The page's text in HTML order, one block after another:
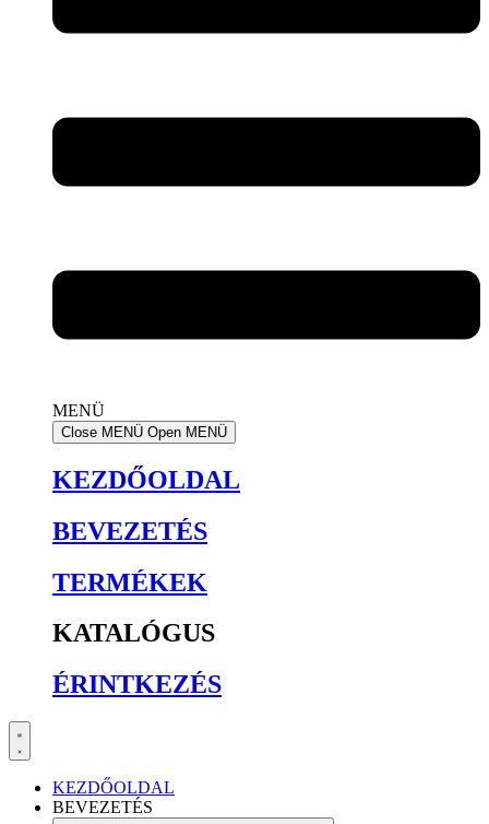
MENÜ
Close MENÜ Open MENÜ
KEZDŐOLDAL
BEVEZETÉS
TERMÉKEK
KATALÓGUS
ÉRINTKEZÉS
KEZDŐOLDAL
BEVEZETÉS